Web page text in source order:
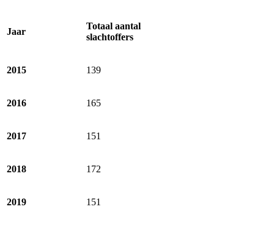
Jaar
Totaal aantal
slachtoffers
2015 139
2016 165
2017 151
2018 172
2019 151